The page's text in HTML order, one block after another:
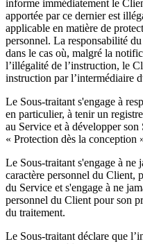
informe immédiatement le
apportée par ce dernier est
applicable en matière de
personnel. La responsabilité
dans le cas où, malgré la
l’illégalité de l’instruction, le
instruction par l’intermédiaire
Le Sous-traitant s'engage à
en particulier, à tenir un
au Service et à développer son
« Protection dès la conception
Le Sous-traitant s'engage à ne
caractère personnel du Client,
du Service et s'engage à ne
personnel du Client pour son
du traitement.
Le Sous-traitant déclare que